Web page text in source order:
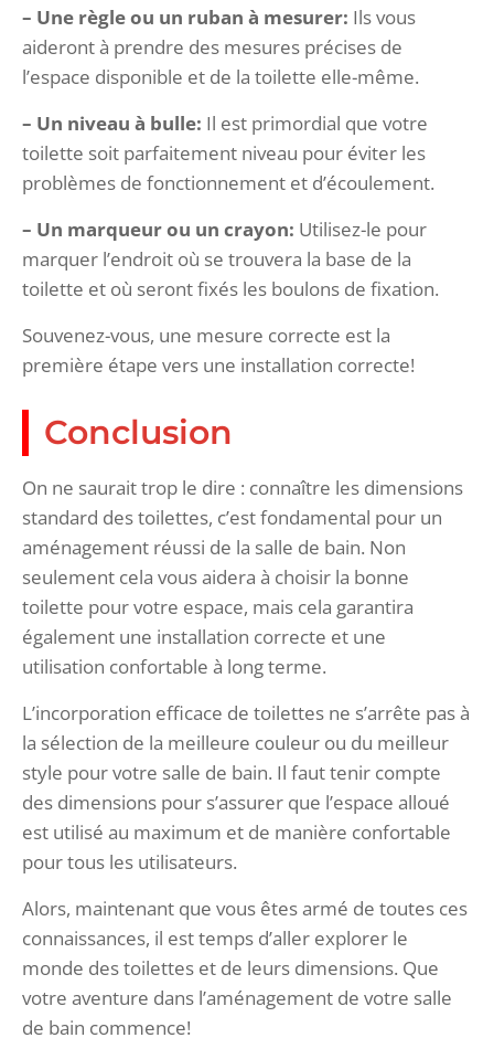
– Une règle ou un ruban à mesurer: Ils vous
aideront à prendre des mesures précises de
l’espace disponible et de la toilette elle-même.
– Un niveau à bulle: Il est primordial que votre
toilette soit parfaitement niveau pour éviter les
problèmes de fonctionnement et d’écoulement.
– Un marqueur ou un crayon: Utilisez-le pour
marquer l’endroit où se trouvera la base de la
toilette et où seront fixés les boulons de fixation.
Souvenez-vous, une mesure correcte est la
première étape vers une installation correcte!
Conclusion
On ne saurait trop le dire : connaître les dimensions
standard des toilettes, c’est fondamental pour un
aménagement réussi de la salle de bain. Non
seulement cela vous aidera à choisir la bonne
toilette pour votre espace, mais cela garantira
également une installation correcte et une
utilisation confortable à long terme.
L’incorporation efficace de toilettes ne s’arrête pas à
la sélection de la meilleure couleur ou du meilleur
style pour votre salle de bain. Il faut tenir compte
des dimensions pour s’assurer que l’espace alloué
est utilisé au maximum et de manière confortable
pour tous les utilisateurs.
Alors, maintenant que vous êtes armé de toutes ces
connaissances, il est temps d’aller explorer le
monde des toilettes et de leurs dimensions. Que
votre aventure dans l’aménagement de votre salle
de bain commence!